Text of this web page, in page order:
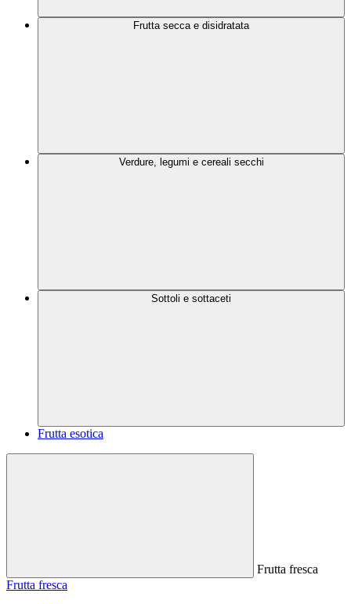
Frutta secca e disidratata
Verdure, legumi e cereali secchi
Sottoli e sottaceti
Frutta esotica
Frutta fresca
Frutta fresca